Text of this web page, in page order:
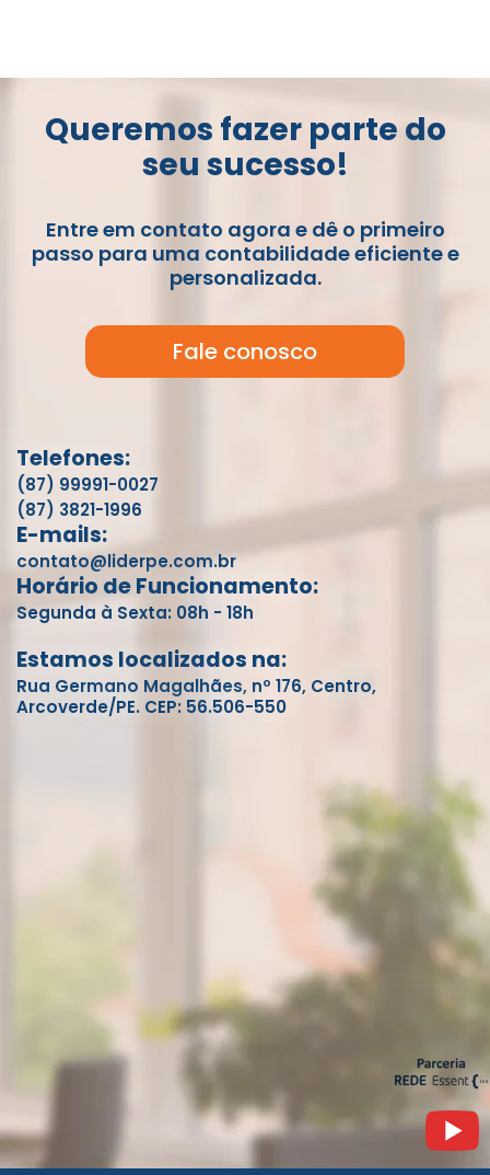
Queremos fazer parte do
seu sucesso!
Entre em contato agora e dê o primeiro
passo para uma contabilidade eficiente e
personalizada.
Fale conosco
Telefones:
(87) 99991-0027
(87) 3821-1996
E-mails:
contato@liderpe.com.br
Horário de Funcionamento:
Segunda à Sexta: 08h - 18h
Estamos localizados na:
Rua Germano Magalhães, nº 176, Centro,
Arcoverde/PE. CEP: 56.506-550